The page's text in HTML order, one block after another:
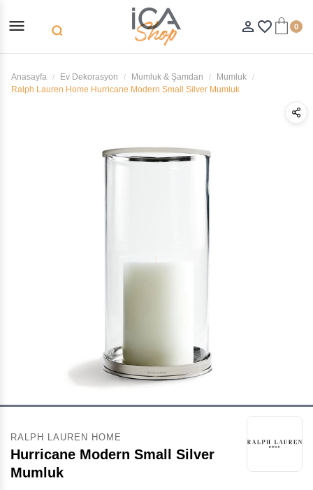
menu search person_outline favorite_border 0
Anasayfa Ev Dekorasyon Mumluk & Şamdan
Mumluk
Ralph Lauren Home Hurricane Modern Small Silver Mumluk
RALPH LAUREN HOME
Hurricane Modern Small Silver
Mumluk